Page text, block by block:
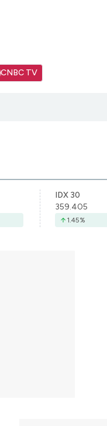
CNBC TV
IDX 30
359.405
1.45%